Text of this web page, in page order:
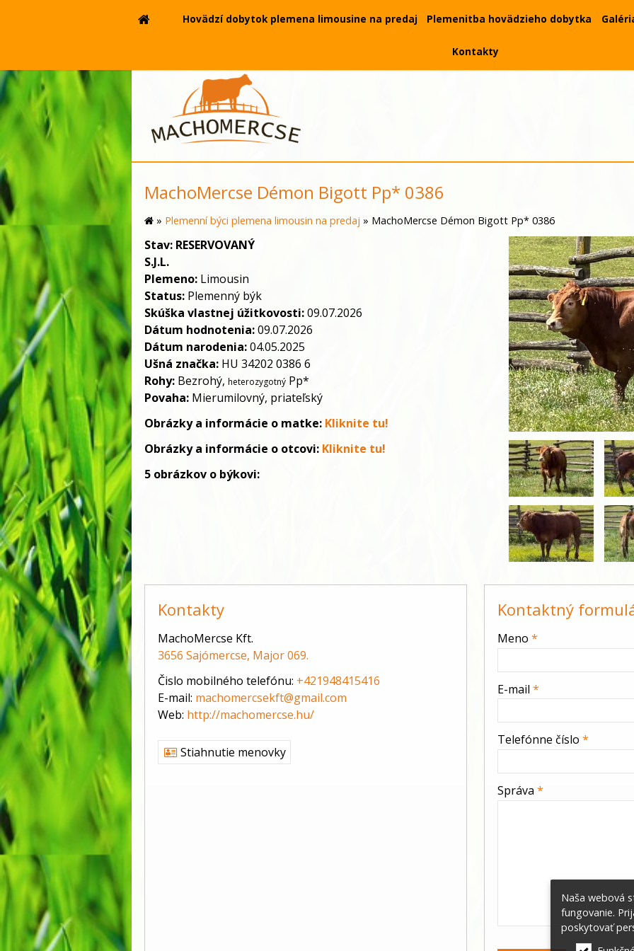
Hovädzí dobytok plemena limousine na predaj Plemenitba hovädzieho dobytka
Kontakty
MachoMercse Démon Bigott Pp* 0386
» Plemenní býci plemena limousin na predaj » MachoMercse Démon Bigott Pp* 0386
Stav: RESERVOVANÝ
S.J.L.
Plemeno: Limousin
Status: Plemenný býk
Skúška vlastnej úžitkovosti:09.07.2026
Dátum hodnotenia:09.07.2026
Dátum narodenia:04.05.2025
Ušná značka: HU 34202 0386 6
Rohy: Bezrohý, heterozygotný Pp*
Povaha: Mierumilovný, priateľský
Obrázky a informácie o matke: Kliknite tu!
Obrázky a informácie o otcovi: Kliknite tu!
5 obrázkov o býkovi:
Kontakty
MachoMercse Kft.
3656 Sajómercse, Major 069.
Čislo mobilného telefónu: +421948415416
E-mail: machomercsekft@gmail.com
Web: http://machomercse.hu/
Stiahnutie menovky
Kontaktný
-
Meno *
E-mail *
Telefónne číslo *
Správa *
Naša webová
fungovanie.
poskytovať